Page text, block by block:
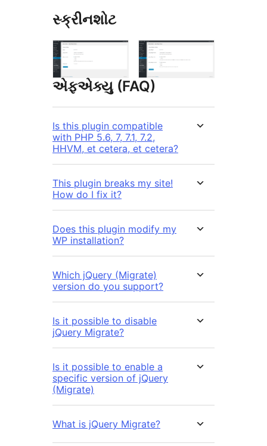
સ્ક્રીનશોટ
એફએક્યુ (FAQ)
Is this plugin compatible
with PHP 5.6, 7, 7.1, 7.2,
HHVM, et cetera, et cetera?
This plugin breaks my site!
How do I fix it?
Does this plugin modify my
WP installation?
Which jQuery (Migrate)
version do you support?
Is it possible to disable
jQuery Migrate?
Is it possible to enable a
specific version of jQuery
(Migrate)
What is jQuery Migrate?